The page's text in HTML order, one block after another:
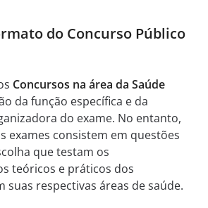
do Concurso Público
Concursos na área da Saúde
da função específica e da
do exame. No entanto,
exames consistem em questões
que testam os
teóricos e práticos dos
suas respectivas áreas de saúde.